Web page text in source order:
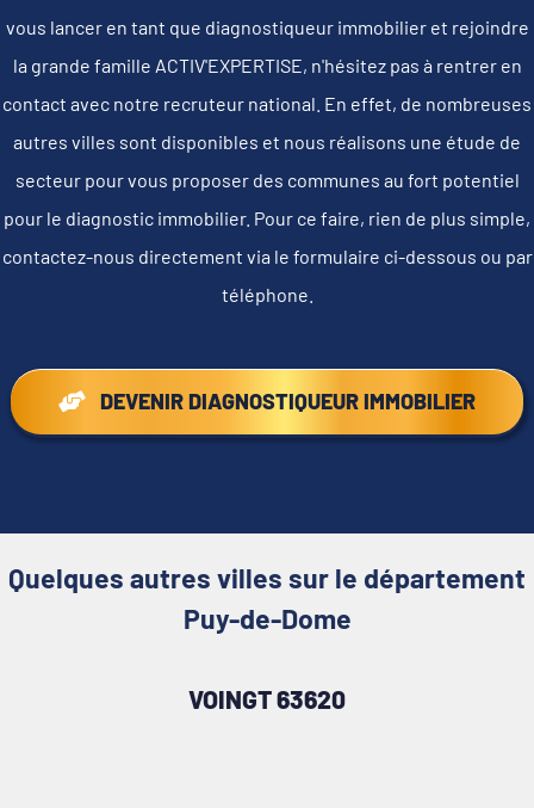
vous lancer en tant que diagnostiqueur immobilier et rejoindre
la grande famille ACTIV'EXPERTISE, n'hésitez pas à rentrer en
contact avec notre recruteur national. En effet, de nombreuses
autres villes sont disponibles et nous réalisons une étude de
secteur pour vous proposer des communes au fort potentiel
pour le diagnostic immobilier. Pour ce faire, rien de plus simple,
contactez-nous directement via le formulaire ci-dessous ou par
téléphone.
DEVENIR DIAGNOSTIQUEUR IMMOBILIER
Quelques autres villes sur le département
Puy-de-Dome
VOINGT 63620